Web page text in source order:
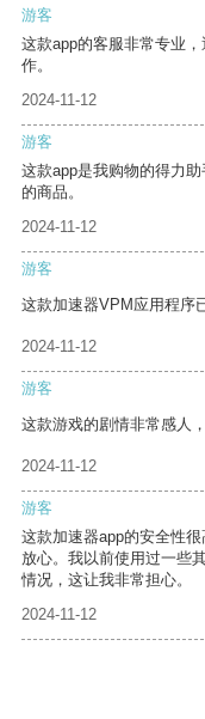
游客
这款app的客服非常专业
作。
2024-11-12
游客
这款app是我购物的得力
的商品。
2024-11-12
游客
这款加速器VPM应用程序
2024-11-12
游客
这款游戏的剧情非常感人
2024-11-12
游客
这款加速器app的安全性
放心。我以前使用过一些
情况，这让我非常担心。
2024-11-12